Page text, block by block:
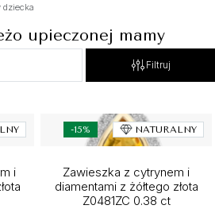
dziecka
upieczonej mamy
Filtruj
i
-15% NATURALNY
Zawieszka z cytrynem i
diamentami z żółtego złota
Z0481ZC 0.38 ct